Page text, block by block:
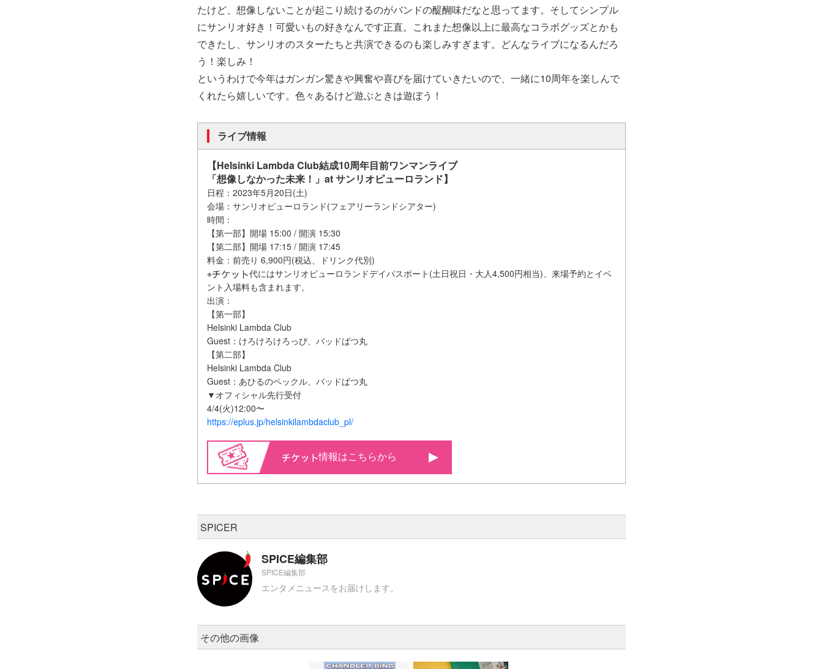
たけど、想像しないことが起こり続けるのがバンドの醍醐味だなと思ってます。そしてシンプル
にサンリオ好き！可愛いもの好きなんです正直。これまた想像以上に最高なコラボグッズとかも
できたし、サンリオのスターたちと共演できるのも楽しみすぎます。どんなライブになるんだろ
う！楽しみ！
というわけで今年はガンガン驚きや興奮や喜びを届けていきたいので、一緒に10周年を楽しんで
くれたら嬉しいです。色々あるけど遊ぶときは遊ぼう！
ライブ情報
【Helsinki Lambda Club結成10周年目前ワンマンライブ
「想像しなかった未来！」at サンリオピューロランド】
日程：2023年5月20日(土)
会場：サンリオピューロランド(フェアリーランドシアター)
時間：
【第一部】開場 15:00 / 開演 15:30
【第二部】開場 17:15 / 開演 17:45
料金：前売り 6,900円(税込、ドリンク代別)
※
代にはサンリオピューロランドデイパスポート(土日祝日・大人4,500円相当)、来場予約とイベ
ント入場料も含まれます。
出演：
【第一部】
Helsinki Lambda Club
Guest：けろけろけろっぴ、バッドばつ丸
【第二部】
Helsinki Lambda Club
Guest：あひるのペックル、バッドばつ丸
▼オフィシャル先行受付
4/4(火)12:00〜
https://eplus.jp/helsinkilambdaclub_pl/
情報はこちらから
SPICER
SPICE編集部
SPICE編集部
エンタメニュースをお届けします。
その他の画像